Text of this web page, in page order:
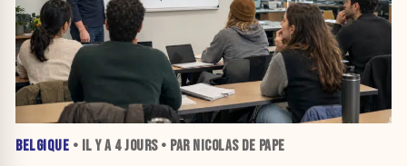
BELGIQUE • IL Y A 4 JOURS• PAR NICOLAS DE PAPE